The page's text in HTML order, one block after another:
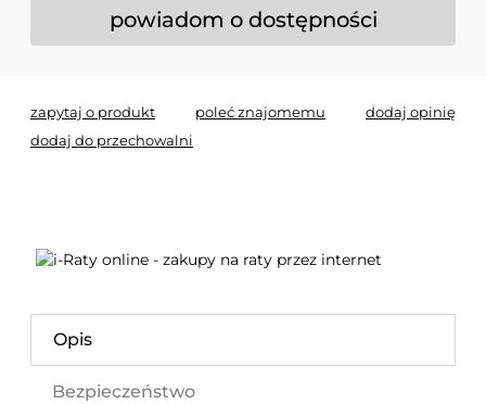
powiadom o dostępności
zapytaj o produkt poleć znajomemu
dodaj opinię
dodaj do przechowalni
Opis
Bezpieczeństwo